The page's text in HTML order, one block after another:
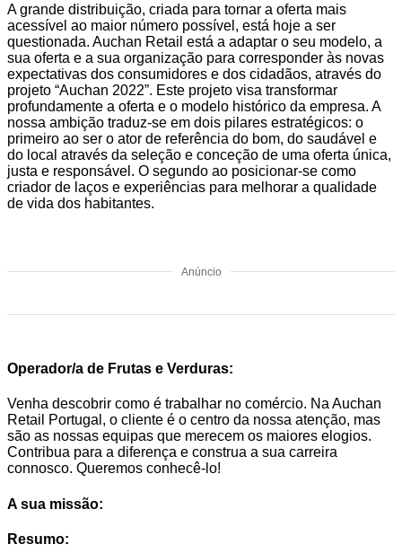
A grande distribuição, criada para tornar a oferta mais
acessível ao maior número possível, está hoje a ser
questionada. Auchan Retail está a adaptar o seu modelo, a
sua oferta e a sua organização para corresponder às novas
expectativas dos consumidores e dos cidadãos, através do
projeto “Auchan 2022”. Este projeto visa transformar
profundamente a oferta e o modelo histórico da empresa. A
nossa ambição traduz-se em dois pilares estratégicos: o
primeiro ao ser o ator de referência do bom, do saudável e
do local através da seleção e conceção de uma oferta única,
justa e responsável. O segundo ao posicionar-se como
criador de laços e experiências para melhorar a qualidade
de vida dos habitantes.
Anúncio
Operador/a de Frutas e Verduras:
Venha descobrir como é trabalhar no comércio. Na Auchan
Retail Portugal, o cliente é o centro da nossa atenção, mas
são as nossas equipas que merecem os maiores elogios.
Contribua para a diferença e construa a sua carreira
connosco. Queremos conhecê-lo!
A sua missão:
Resumo: